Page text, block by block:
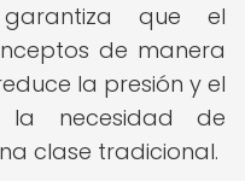
que el
de manera
la presión y el
la necesidad de
clase tradicional.